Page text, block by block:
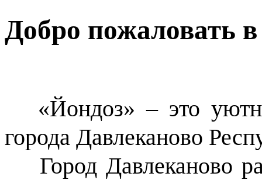
Добро пожаловать
«Йондоз» – это
города Давлеканово
Город Давлеканово